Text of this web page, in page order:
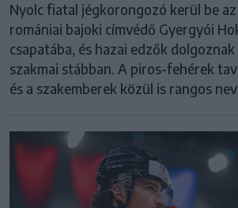
Nyolc fiatal jégkorongozó kerül be
romániai bajoki címvédő Gyergyói
csapatába, és hazai edzők
szakmai stábban. A piros-fehérek
és a szakemberek közül is rangos